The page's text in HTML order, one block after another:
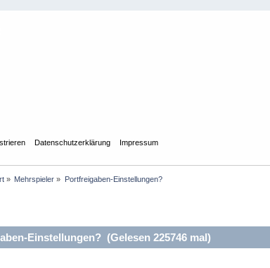
Datenschutzerklärung Impressum
» Mehrspieler » Portfreigaben-Einstellungen?
Einstellungen? (Gelesen 225746 mal)